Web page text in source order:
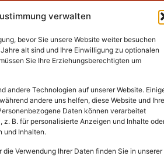
verwalten
bevor Sie unsere Website weiter besuchen
alt sind und Ihre Einwilligung zu optionalen
Sie Ihre Erziehungsberechtigten um
andere Technologien auf unserer Website.
andere uns helfen, diese Website und Ihre
Daten können verarbeitet
z. B. für personalisierte Anzeigen und Inhalte
und Inhalten.
die Verwendung Ihrer Daten finden Sie in unserer
(02646) 915928
Brandenfeld 22
Schalkenbach